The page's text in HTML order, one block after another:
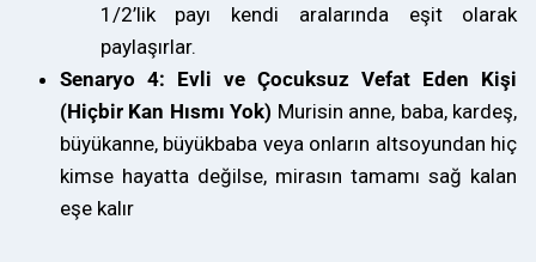
1/2’lik payı kendi aralarında eşit olarak
paylaşırlar.
Senaryo 4: Evli ve Çocuksuz Vefat Eden Kişi
(Hiçbir Kan Hısmı Yok) Murisin anne, baba, kardeş,
büyükanne, büyükbaba veya onların altsoyundan hiç
kimse hayatta değilse, mirasın tamamı sağ kalan
eşe kalır